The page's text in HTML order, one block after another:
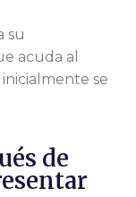
su
acuda al
se
de